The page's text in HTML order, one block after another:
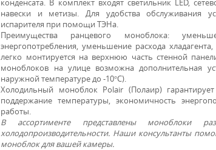
конденсата. В комплект входят светильник LED,
навески и метизы. Для удобства обслуживания
испарителя при помощи ТЭНа.
Преимущества ранцевого моноблока:
энергопотребления, уменьшение расхода
легко монтируется на верхнюю часть стенной
моноблоков на улице возможна дополнительная
наружной температуре до -10°С).
Холодильный моноблок Polair (Полаир)
поддержание температуры, экономичность
работы.
В ассортименте представлены моноблоки
холодопроизводительности. Наши консультанты
моноблок для вашей камеры.